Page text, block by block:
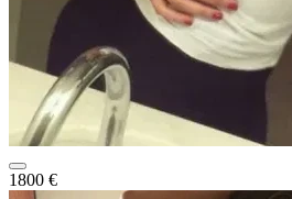
1800 €